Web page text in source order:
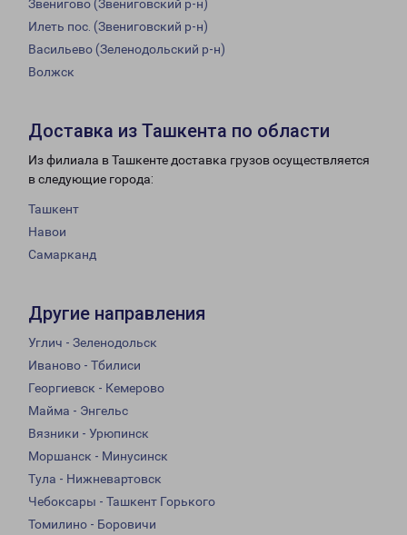
Звенигово (Звениговский р-н)
Илеть пос. (Звениговский р-н)
Васильево (Зеленодольский р-н)
Волжск
Доставка из Ташкента по области
Из филиала в Ташкенте доставка грузов осуществляется
в следующие города:
Ташкент
Навои
Самарканд
Другие направления
Углич - Зеленодольск
Иваново - Тбилиси
Георгиевск - Кемерово
Майма - Энгельс
Вязники - Урюпинск
Моршанск - Минусинск
Тула - Нижневартовск
Чебоксары - Ташкент Горького
Томилино - Боровичи